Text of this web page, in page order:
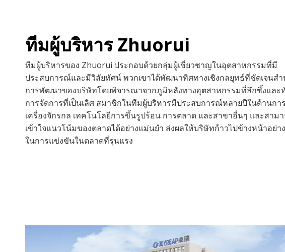
ทีมผู้บริหาร Zhuorui
ทีมผู้บริหารของ Zhuorui ประกอบด้วยกลุ่มผู้เชี่ยวชาญในอุตสาหกรรมที่มี
ประสบการณ์และมีวิสัยทัศน์ พวกเขาได้พัฒนาทิศทางเชิงกลยุทธ์ที่ชัดเจนสำ
การพัฒนาของบริษัทโดยพิจารณาจากภูมิหลังทางอุตสาหกรรมที่ลึกซึ้งและ
การจัดการที่เป็นเลิศ สมาชิกในทีมผู้บริหารมีประสบการณ์หลายปีในด้านกา
เครื่องจักรกล เทคโนโลยีการขึ้นรูปร้อน การตลาด และสาขาอื่นๆ และสาม
เข้าใจแนวโน้มของตลาดได้อย่างแม่นยำ ส่งผลให้บริษัทก้าวไปข้างหน้าอย่า
ในการแข่งขันในตลาดที่รุนแรง